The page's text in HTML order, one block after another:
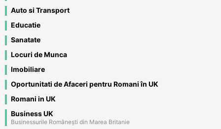
Auto si Transport
Educatie
Sanatate
Locuri de Munca
Imobiliare
Oportunitati de Afaceri pentru Romani în UK
Romani in UK
Business UK
Businessurile Românești din Marea Britanie